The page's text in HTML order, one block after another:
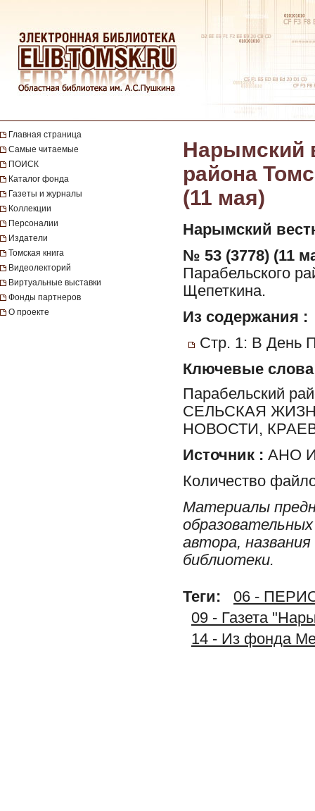
Главная страница
Самые читаемые
ПОИСК
Каталог фонда
Газеты и журналы
Коллекции
Персоналии
Издатели
Томская книга
Видеолекторий
Виртуальные выставки
Фонды партнеров
О проекте
Нарымский
района
(11 мая)
Нарымский
№ 53 (3778) (11
Парабельского
Щепеткина.
Из содержания :
Стр. 1: В День
Ключевые слова
Парабельский
СЕЛЬСКАЯ
НОВОСТИ,
Источник : АНО
Количество
Материалы
автора,
библиотеки.
Теги:
06 -
09 - Газета
14 - Из фонда